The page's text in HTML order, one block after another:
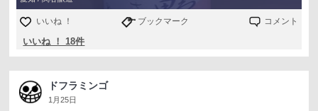
いいね ！ ブックマーク コメント
いいね ！ 18件
ドフラミンゴ
1月25日